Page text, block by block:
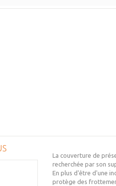
La couverture de
recherchée par son
En plus d'être d'une
protège des